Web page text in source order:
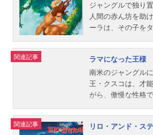
定：ティム・バー
ー・セリック脚本
トンプソン製作：
態劇場版アニメス
7月22日（土）キ
ス：土居裕子ジョ
ばあさん：京田尚
督：有川博（台詞
（歌）トーマス：
ン首長：津嘉山正
沢...
スケジュール1996
キャストカジモド
ラルダ：保坂知寿
川英司（鈴木壮麻
明彦ヴィクトル：
ー：治田敦ラヴァ
スタッフ製作：ド
ゲイリー・トゥル
フィ脚本：タブ・
ーン・メッキ、ボ
げられ修行に出発
ーロー”の意味を求
の旅。次々に襲い
ーロー”になれるの
名ヘラクレス放送
スケジュール1997
キャストヘラクレ
KIO）ヘラクレス（
郎ハデス：嶋田久
グ）：工藤静香ペ
れは、父の代わり
め、長い髪を切り
え、愛馬カーンと
するけれど、勇気
負けません。彼女
闘するファ家のへ
ーシューや幸運の
と共に、雪山や王
放送形態劇場版ア
998年9月26日（土
ジャングルで独り
人間の赤ん坊を助
ーラは、その子を
間から拒否され傷
を、カーラがやさ
お調子者のゴリラ
の象のタントーと
くましく成長して
い女性ジェーンに
は、初めて自分そ
関連記事
ラマになった王様
南米のジャングル
王・クスコは、才
がら、傲慢な性格
みを買ったクスコ
マの姿に変えられ
関連記事
リロ・アンド・ス